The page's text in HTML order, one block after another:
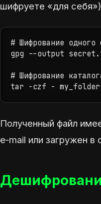
шифруете «для
# Шифрование одного
gpg --output
# Шифрование
tar -czf - my_folder
Полученный файл
e‑mail или загружен